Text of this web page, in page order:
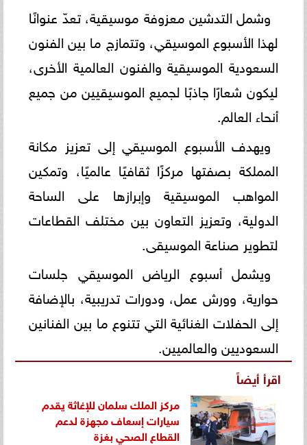
وشمل التدشين معزوفة موسيقية، تعدّ عنوانًا
لهذا الأسبوع الموسيقي، وتتمازج ما بين الفنون
السعودية الموسيقية والفنون العالمية الأخرى،
ليكون شعارًا جاذبًا لجميع الموسيقيين من جميع
أنحاء العالم.
ويهدف الأسبوع الموسيقي إلى تعزيز مكانة
المملكة بصفتها مركزًا ثقافيًا عالميًا، وتمكين
المواهب الموسيقية وإبرازها على الساحة
الدولية، وتعزيز التعاون بين مختلف القطاعات
لتطوير صناعة الموسيقى.
ويشمل أسبوع الرياض الموسيقي جلسات
حوارية، وورش عمل، ودورات تدريبية، بالإضافة
إلى الحفلات الغنائية التي تتنوع ما بين الفنانين
السعوديين والعالميين.
اقرأ أيضاً
مركز الملك سلمان للإغاثة يقدم
سيارات إسعاف مجهزة لدعم
القطاع الصحي بغزة